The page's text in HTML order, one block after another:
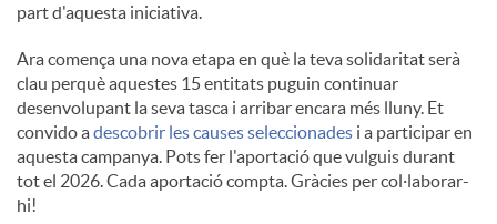
part d'aquesta iniciativa.
Ara comença una nova etapa en què la teva solidaritat serà
clau perquè aquestes 15 entitats puguin continuar
desenvolupant la seva tasca i arribar encara més lluny. Et
convido adescobrir les causes seleccionades i a participar en
aquesta campanya. Pots fer l'aportació que vulguis durant
tot el 2026. Cada aportació compta. Gràcies per col·laborar-
hi!